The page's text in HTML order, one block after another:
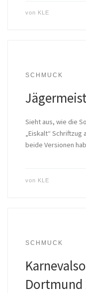
von KLE
SCHMUCK
Sieht aus, wie die
„Eiskalt“ Schriftzug
beide Versionen
von KLE
SCHMUCK
Dortmund